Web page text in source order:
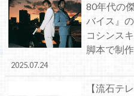
80年代の
バイス』
コシンス
脚本で制
2025.07.24
【流石テ